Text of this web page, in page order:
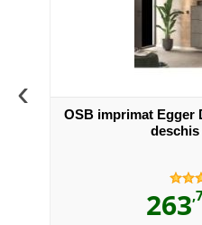
‹
OSB imprimat Egger
deschis
263